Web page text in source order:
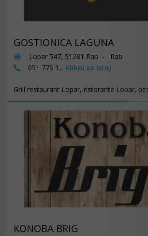
GOSTIONICA LAGUNA
Lopar 547, 51281 Rab - Rab
051 775 1... klikni za broj
Grill restaurant Lopar, ristorante Lopar,
KONOBA BRIG